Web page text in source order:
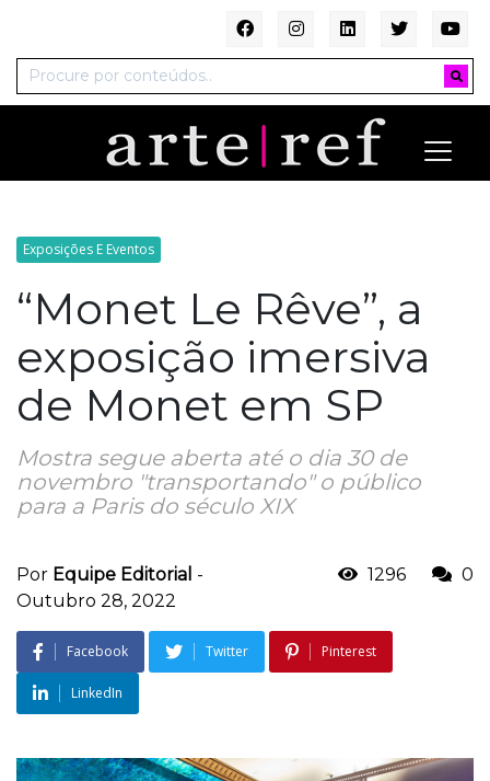
Exposições E Eventos
“Monet Le Rêve”, a
exposição imersiva
de Monet em SP
Mostra segue aberta até o dia 30 de
novembro "transportando" o público
para a Paris do século XIX
Por Equipe Editorial -
Outubro 28, 2022
1296 0
Facebook Twitter Pinterest
LinkedIn